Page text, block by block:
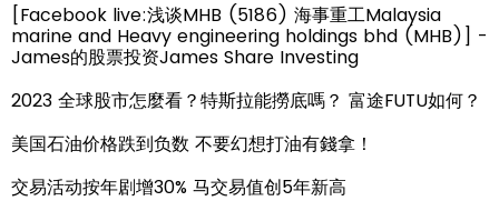
[Facebook live:浅谈MHB (5186) 海事重工Malaysia
marine and Heavy engineering holdings bhd (MHB)] -
James的股票投资James Share Investing
2023 全球股市怎麼看？特斯拉能撈底嗎？ 富途FUTU如何？
美国石油价格跌到负数 不要幻想打油有錢拿！
交易活动按年剧增30% 马交易值创5年新高